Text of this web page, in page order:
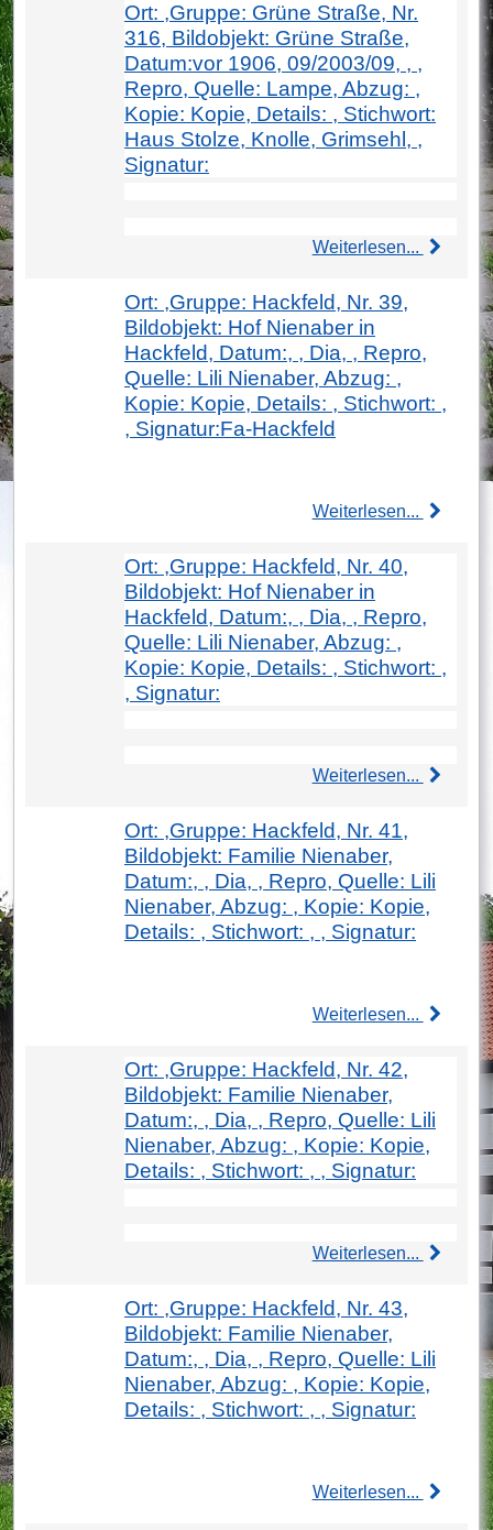
Ort: ,Gruppe: Grüne Straße, Nr.
316, Bildobjekt: Grüne Straße,
Datum:vor 1906, 09/2003/09, , ,
Repro, Quelle: Lampe, Abzug: ,
Kopie: Kopie, Details: , Stichwort:
Haus Stolze, Knolle, Grimsehl, ,
Signatur:
Weiterlesen...
Ort: ,Gruppe: Hackfeld, Nr. 39,
Bildobjekt: Hof Nienaber in
Hackfeld, Datum:, , Dia, , Repro,
Quelle: Lili Nienaber, Abzug: ,
Kopie: Kopie, Details: , Stichwort: ,
, Signatur:Fa-Hackfeld
Weiterlesen...
Ort: ,Gruppe: Hackfeld, Nr. 40,
Bildobjekt: Hof Nienaber in
Hackfeld, Datum:, , Dia, , Repro,
Quelle: Lili Nienaber, Abzug: ,
Kopie: Kopie, Details: , Stichwort: ,
, Signatur:
Weiterlesen...
Ort: ,Gruppe: Hackfeld, Nr. 41,
Bildobjekt: Familie Nienaber,
Datum:, , Dia, , Repro, Quelle: Lili
Nienaber, Abzug: , Kopie: Kopie,
Details: , Stichwort: , , Signatur:
Weiterlesen...
Ort: ,Gruppe: Hackfeld, Nr. 42,
Bildobjekt: Familie Nienaber,
Datum:, , Dia, , Repro, Quelle: Lili
Nienaber, Abzug: , Kopie: Kopie,
Details: , Stichwort: , , Signatur:
Weiterlesen...
Ort: ,Gruppe: Hackfeld, Nr. 43,
Bildobjekt: Familie Nienaber,
Datum:, , Dia, , Repro, Quelle: Lili
Nienaber, Abzug: , Kopie: Kopie,
Details: , Stichwort: , , Signatur:
Weiterlesen...